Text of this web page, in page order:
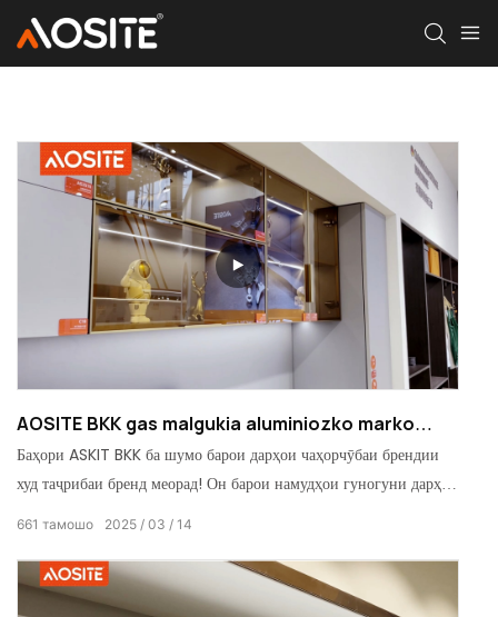
AOSITE BKK gas malgukia aluminiozko marko
atearentzat
Баҳори ASKIT BKK ба шумо барои дарҳои чаҳорчӯбаи брендии
худ таҷрибаи бренд меорад! Он барои намудҳои гуногуни дарҳои
Ин борро интихоб кунед, то ки ҳаётатон оқилтар ва қулайро
қулай кунад!
2025 03 14
661 тамошо